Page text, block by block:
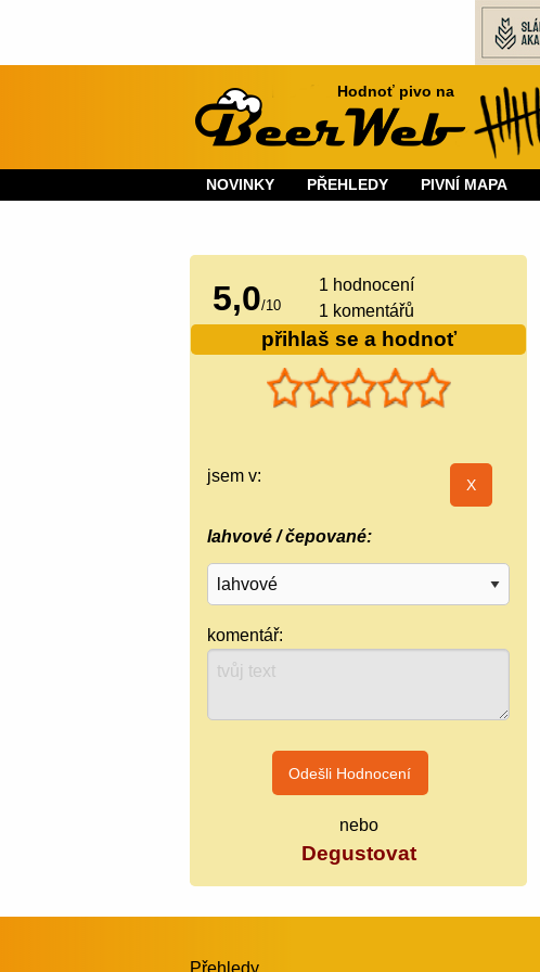
Hodnoť pivo na
NOVINKY PŘEHLEDY PIVNÍ MAPA
5,0/10
1 hodnocení
1 komentářů
přihlaš se a hodnoť
jsem v:
lahvové / čepované:
komentář:
nebo
Degustovat
Přehledy